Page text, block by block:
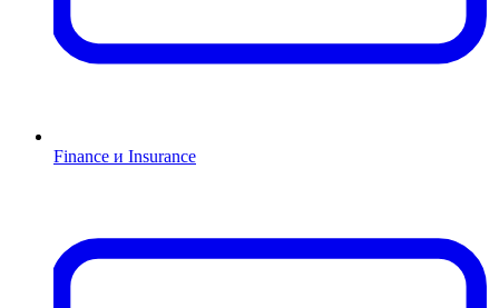
Finance и Insurance